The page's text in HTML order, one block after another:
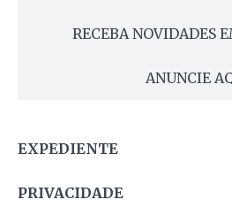
RECEBA NOVIDADES
ANUNCIE
EXPEDIENTE
PRIVACIDADE